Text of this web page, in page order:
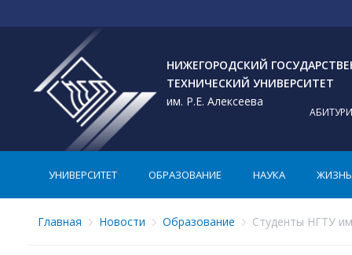
НИЖЕГОРОДСКИЙ
ТЕХНИЧЕСКИЙ УНИВЕРСИТЕТ
им. Р.Е. Алексеева
УНИВЕРСИТЕТ ОБРАЗОВАНИЕ НАУКА ЖИЗНЬ
Главная Новости Образование Студенты НГТУ